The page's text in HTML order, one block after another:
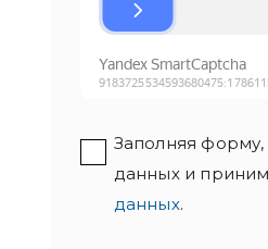
Заполняя
данных и
данных.